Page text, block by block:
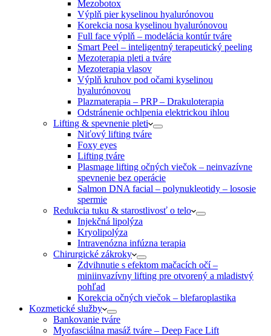
Mezobotox
Výplň pier kyselinou hyalurónovou
Korekcia nosa kyselinou hyalurónovou
Full face výplň – modelácia kontúr tváre
Smart Peel – inteligentný terapeutický peeling
Mezoterapia pleti a tváre
Mezoterapia vlasov
Výplň kruhov pod očami kyselinou
hyalurónovou
Plazmaterapia – PRP – Drakuloterapia
Odstránenie ochlpenia elektrickou ihlou
Lifting & spevnenie pleti
Niťový lifting tváre
Foxy eyes
Lifting tváre
Plasmage lifting očných viečok – neinvazívne
spevnenie bez operácie
Salmon DNA facial – polynukleotidy – lososie
spermie
Redukcia tuku & starostlivosť o telo
Injekčná lipolýza
Kryolipolýza
Intravenózna infúzna terapia
Chirurgické zákroky
Zdvihnutie s efektom mačacích očí –
miniinvazívny lifting pre otvorený a mladistvý
pohľad
Korekcia očných viečok – blefaroplastika
Kozmetické služby
Bankovanie tváre
Myofasciálna masáž tváre – Deep Face Lift